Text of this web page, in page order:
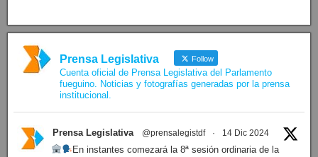
Prensa Legislativa Follow
Cuenta oficial de Prensa Legislativa del Parlamento
fueguino. Noticias y fotografías generadas por la prensa
institucional.
Prensa Legislativa @prensalegistdf · 14 Dic 2024
En instantes comezará la 8ª sesión ordinaria de la